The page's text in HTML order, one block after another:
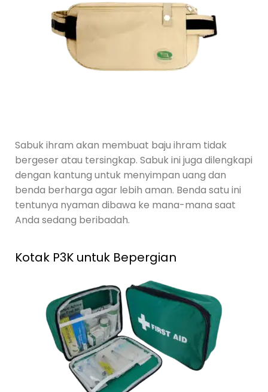
Sabuk ihram akan membuat baju ihram tidak
bergeser atau tersingkap. Sabuk ini juga dilengkapi
dengan kantung untuk menyimpan uang dan
benda berharga agar lebih aman. Benda satu ini
tentunya nyaman dibawa ke mana-mana saat
Anda sedang beribadah.
Kotak P3K untuk Bepergian